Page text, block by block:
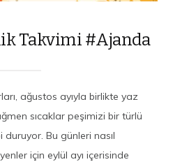
Takvimi #Ajanda
ağustos ayıyla birlikte yaz
sıcaklar peşimizi bir türlü
duruyor. Bu günleri nasıl
için eylül ayı içerisinde